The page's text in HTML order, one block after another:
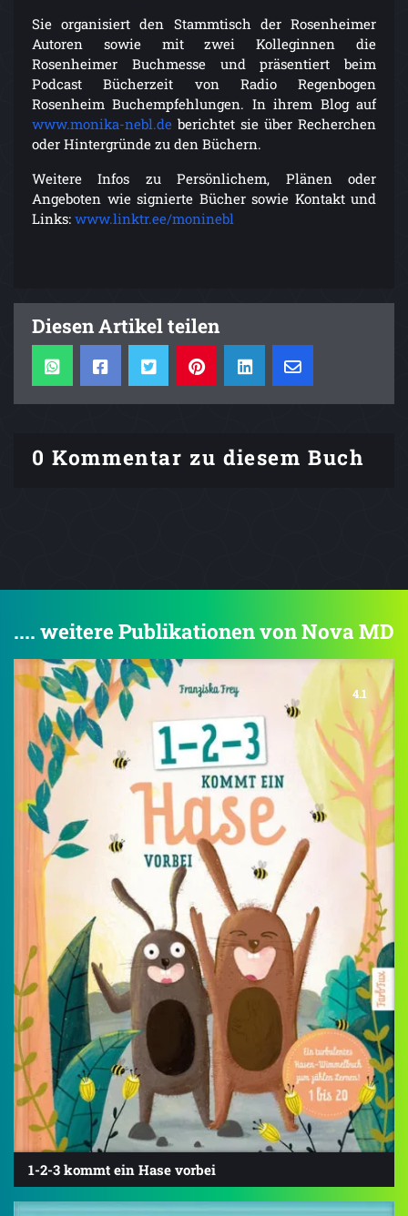
Sie organisiert den Stammtisch der Rosenheimer
Autoren sowie mit zwei Kolleginnen die
Rosenheimer Buchmesse und präsentiert beim
Podcast Bücherzeit von Radio Regenbogen
Rosenheim Buchempfehlungen. In ihrem Blog auf
www.monika-nebl.de berichtet sie über Recherchen
oder Hintergründe zu den Büchern.
Weitere Infos zu Persönlichem, Plänen oder
Angeboten wie signierte Bücher sowie Kontakt und
Links: www.linktr.ee/moninebl
Diesen Artikel teilen
0 Kommentar zu diesem Buch
.... weitere Publikationen von Nova MD
4.1
1-2-3 kommt ein Hase vorbei